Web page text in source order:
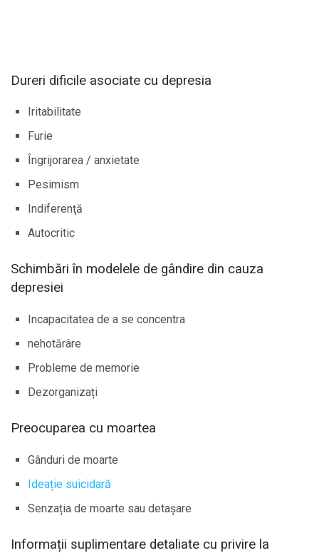
Dureri dificile asociate cu depresia
Iritabilitate
Furie
Îngrijorarea / anxietate
Pesimism
Indiferenţă
Autocritic
Schimbări în modelele de gândire din cauza
depresiei
Incapacitatea de a se concentra
nehotărâre
Probleme de memorie
Dezorganizați
Preocuparea cu moartea
Gânduri de moarte
Ideație suicidară
Senzația de moarte sau detașare
Informații suplimentare detaliate cu privire la